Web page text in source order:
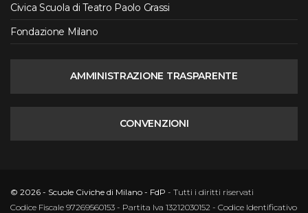
Civica Scuola di Teatro Paolo Grassi
Fondazione Milano
AMMINISTRAZIONE TRASPARENTE
CONVENZIONI
© 2026 - Scuole Civiche di Milano - FdP - Tutti i diritti riservati
Codice Fiscale 97269560153 - Partita Iva 13212030152 - Codice Identificativo